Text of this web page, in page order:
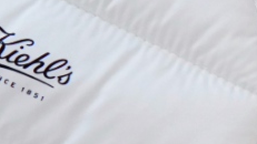
香港巾幗學院成功舉辦高端
【計出新角度】銀髮的利息